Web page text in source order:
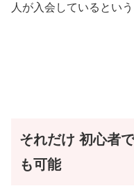
人が入会しているという
それだけ 初心者
も可能